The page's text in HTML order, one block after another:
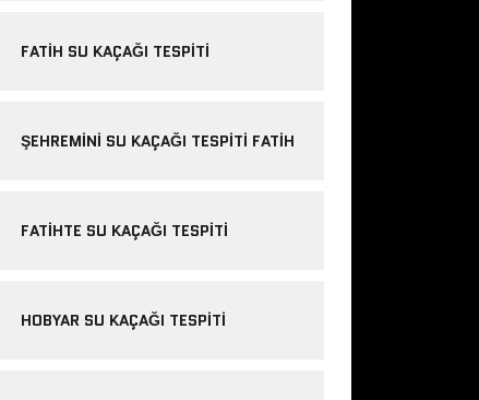
FATIH SU KAÇAĞI TESPITI
ŞEHREMINI SU KAÇAĞI TESPITI FATIH
FATIHTE SU KAÇAĞI TESPITI
HOBYAR SU KAÇAĞI TESPITI